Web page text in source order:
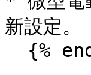
新設定。